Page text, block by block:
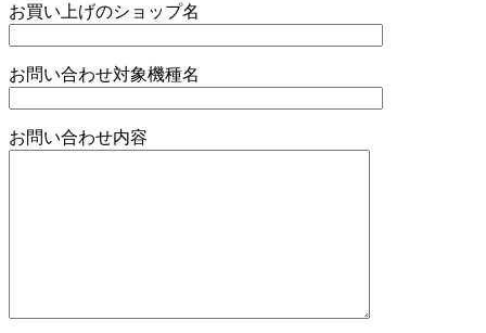
お買い上げのショップ名
お問い合わせ対象機種名
お問い合わせ内容